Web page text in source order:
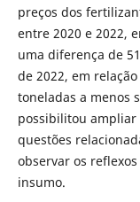
preços dos
entre 2020 e 2022,
uma diferença de
de 2022, em
toneladas a menos
possibilitou ampliar
questões
observar os
insumo.